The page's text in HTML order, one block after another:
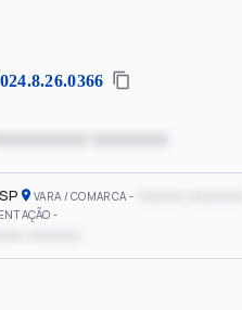
xxxxxxx
VARA / COMARCA